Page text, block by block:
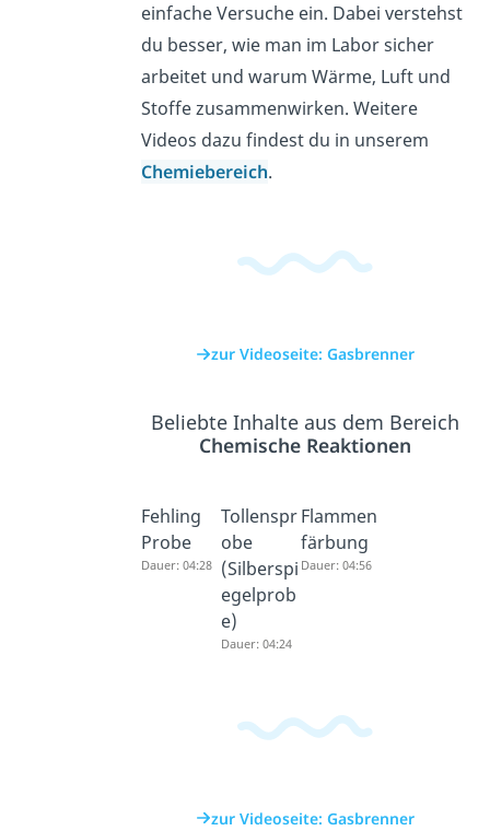
einfache Versuche ein. Dabei verstehst
du besser, wie man im Labor sicher
arbeitet und warum Wärme, Luft und
Stoffe zusammenwirken. Weitere
Videos dazu findest du in unserem
Chemiebereich.
zur Videoseite: Gasbrenner
Beliebte Inhalte aus dem Bereich
Chemische Reaktionen
Fehling
Probe
Dauer: 04:28
Tollenspr
obe
(Silberspi
egelprob
e)
Dauer: 04:24
Flammen
färbung
Dauer: 04:56
zur Videoseite: Gasbrenner